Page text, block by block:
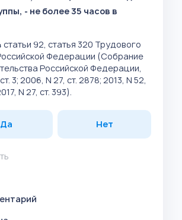
- не более 35 часов в
статьи 92, статья 320 Трудового
Федерации (Собрание
Российской Федерации,
3; 2006, N 27, ст. 2878; 2013, N 52,
N 27, ст. 393).
Да Нет